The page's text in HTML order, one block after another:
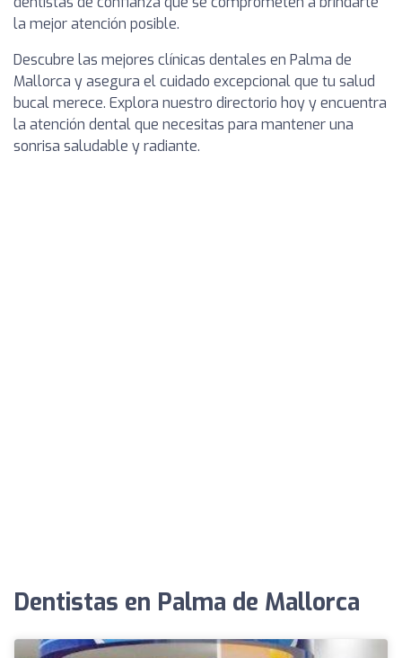
la mejor atención posible.
Descubre las mejores clínicas dentales en Palma de
Mallorca y asegura el cuidado excepcional que tu salud
bucal merece. Explora nuestro directorio hoy y encuentra
la atención dental que necesitas para mantener una
sonrisa saludable y radiante.
Dentistas en Palma de Mallorca